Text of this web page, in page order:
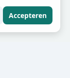
Accepteren